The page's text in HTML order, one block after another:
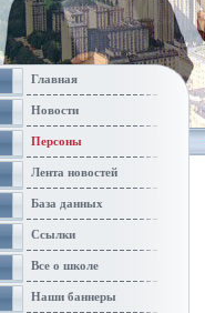
Главная
Новости
Персоны
Лента новостей
База данных
Ссылки
Все о школе
Наши баннеры